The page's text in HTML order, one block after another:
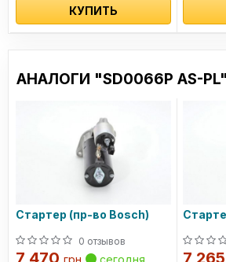
КУПИТЬ
АНАЛОГИ "SD0066P AS-
Стартер (пр-во Bosch)
0 отзывов
7 470 грн сегодня 7 265